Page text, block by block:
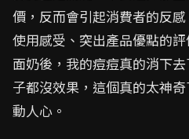
價，反而會引起消費者的反
使用感受、突出產品優點的
面奶後，我的痘痘真的消下
子都沒效果，這個真的太神
動人心。